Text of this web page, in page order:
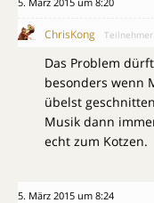
ChrisKong Teilnehmer
Das Problem
besonders wenn
übelst
Musik dann
echt zum Kotzen.
5. März 2015 um 8:24